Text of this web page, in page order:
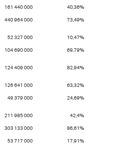
161 440 000 40,36%
440 964 000 73,49%
52 327 000 10,47%
104 690 000 69,79%
124 409 000 82,94%
126 641 000 63,32%
49 379 000 24,69%
211 985 000 42,4%
303 133 000 86,61%
53 717 000 17,91%